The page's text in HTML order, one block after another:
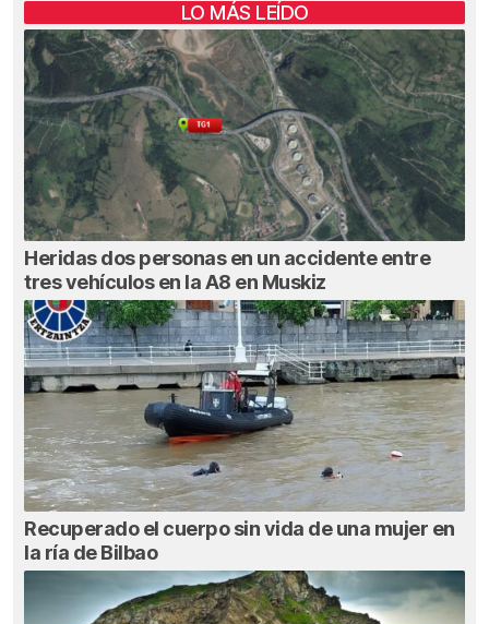
LO MÁS LEÍDO
Heridas dos personas en un accidente entre
tres vehículos en la A8 en Muskiz
Recuperado el cuerpo sin vida de una mujer en
la ría de Bilbao